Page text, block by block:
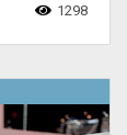
1298